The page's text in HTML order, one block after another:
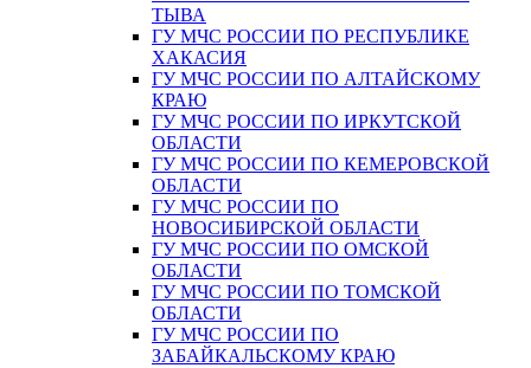
ТЫВА
ГУ МЧС РОССИИ ПО РЕСПУБЛИКЕ
ХАКАСИЯ
ГУ МЧС РОССИИ ПО АЛТАЙСКОМУ
КРАЮ
ГУ МЧС РОССИИ ПО ИРКУТСКОЙ
ОБЛАСТИ
ГУ МЧС РОССИИ ПО КЕМЕРОВСКОЙ
ОБЛАСТИ
ГУ МЧС РОССИИ ПО
НОВОСИБИРСКОЙ ОБЛАСТИ
ГУ МЧС РОССИИ ПО ОМСКОЙ
ОБЛАСТИ
ГУ МЧС РОССИИ ПО ТОМСКОЙ
ОБЛАСТИ
ГУ МЧС РОССИИ ПО
ЗАБАЙКАЛЬСКОМУ КРАЮ